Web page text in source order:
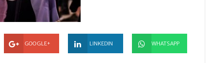
GOOGLE+ LINKEDIN WHATSAPP